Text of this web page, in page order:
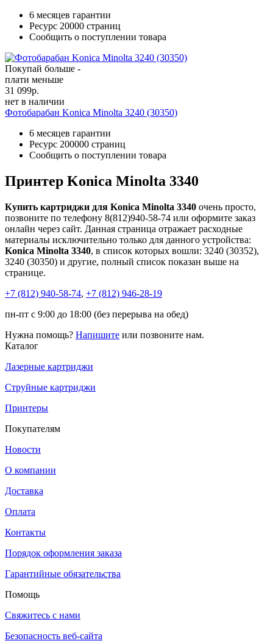
6 месяцев гарантии
Ресурс 20000 страниц
Сообщить о поступлении товара
Покупай больше -
плати меньше
31 099р.
нет в наличии
Фотобарабан Konica Minolta 3240 (30350)
6 месяцев гарантии
Ресурс 200000 страниц
Сообщить о поступлении товара
Принтер Konica Minolta 3340
Купить картриджи для Konica Minolta 3340 очень просто,
позвоните по телефону 8(812)940-58-74 или оформите заказ
онлайн через сайт. Данная страница отражает расходные
материалы исключительно только для данного устройства:
Konica Minolta 3340, в список которых вошли: 3240 (30352),
3240 (30350) и другие, полный список показан выше на
странице.
+7 (812) 940-58-74, +7 (812) 946-28-19
пн-пт с 9:00 до 18:00 (без перерыва на обед)
Нужна помощь? Напишите или позвоните нам.
Каталог
Лазерные картриджи
Струйные картриджи
Принтеры
Покупателям
Новости
О компании
Доставка
Оплата
Контакты
Порядок оформления заказа
Гарантийные обязательства
Помощь
Свяжитесь с нами
Безопасность веб-сайта